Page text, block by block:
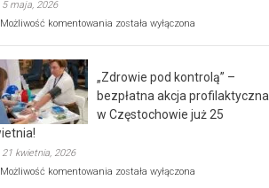
5 maja, 2026
Możliwość komentowania Rusza
rehabilitacji
dla
seniorów!
została wyłączona
„Zdrowie pod kontrolą” –
bezpłatna akcja profilaktyczna
w Częstochowie już 25
21 kwietnia, 2026
Możliwość komentowania „Zdrowie
została wyłączona